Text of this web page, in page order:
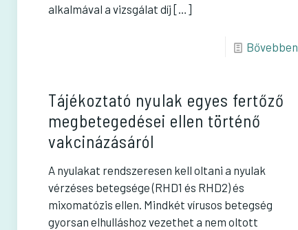
alkalmával a vizsgálat díj […]
Bővebben
Tájékoztató nyulak egyes fertőző
megbetegedései ellen történő
vakcinázásáról
A nyulakat rendszeresen kell oltani a nyulak
vérzéses betegsége (RHD1 és RHD2) és
mixomatózis ellen. Mindkét vírusos betegség
gyorsan elhulláshoz vezethet a nem oltott